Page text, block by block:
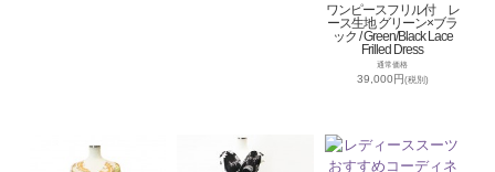
ワンピースフリル付 レ
ース生地 グリーン×ブラ
ック / Green/Black Lace
Frilled Dress
通常価格
39,000円(税別)